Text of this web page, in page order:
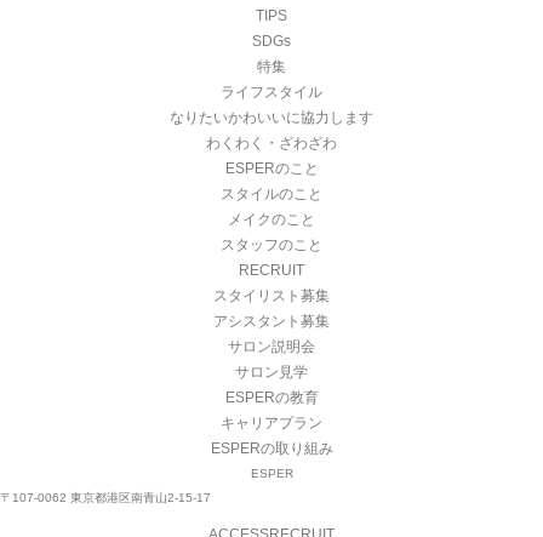
TIPS
SDGs
特集
ライフスタイル
なりたいかわいいに協力します
わくわく・ざわざわ
ESPERのこと
スタイルのこと
メイクのこと
スタッフのこと
RECRUIT
スタイリスト募集
アシスタント募集
サロン説明会
サロン見学
ESPERの教育
キャリアプラン
ESPERの取り組み
ESPER
〒107-0062 東京都港区南青山2-15-17